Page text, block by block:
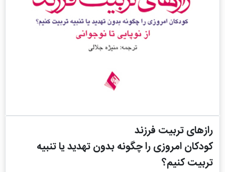
رازهای تربیت فرزند
کودکان امروزی را چگونه بدون تهدید یا تنبیه
تربیت کنیم؟